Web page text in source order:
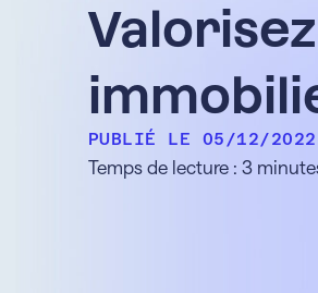
PUBLIÉ LE 05/12/2022
Temps de lecture : 3